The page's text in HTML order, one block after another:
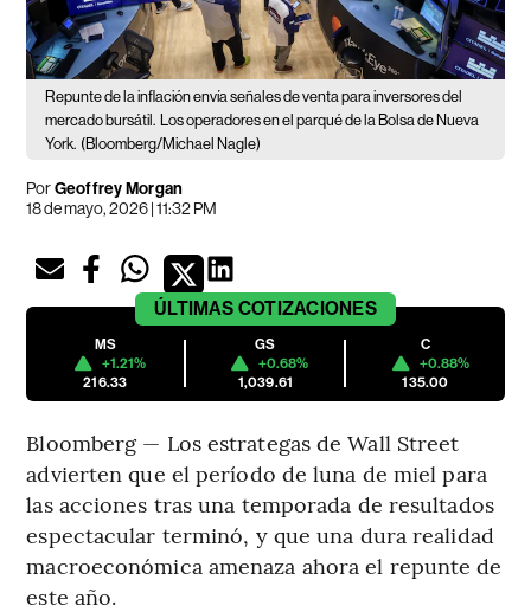
Repunte de la inflación envía señales de venta para inversores del
mercado bursátil.
Los operadores en el parqué de la Bolsa de Nueva
York. (Bloomberg/Michael Nagle)
PorGeoffrey Morgan
18 de mayo, 2026 | 11:32 PM
ÚLTIMAS COTIZACIONES
MS
+1.21%
216.33
GS
+0.68%
1,039.61
C
+0.88%
135.00
Bloomberg — Los estrategas de Wall Street
advierten que el período de luna de miel para
las acciones tras una temporada de resultados
espectacular terminó, y que una dura realidad
macroeconómica amenaza ahora el repunte de
este año.